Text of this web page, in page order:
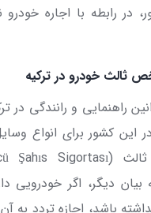
در رابطه با اجاره
ثالث خودرو در ترکیه
راهنمایی و رانندگی در
این کشور برای انواع
(
Şahıs Sigortası
بیان دیگر، اگر خودرویی
باشد، اجازه تردد به